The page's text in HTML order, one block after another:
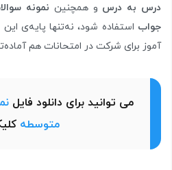
درس به درس و همچنین نمونه
جواب استفاده شود، نه‌تنها پایه‌ی
آموز برای شرکت در امتحانات هم
می توانید برای دانلود فایل
متوسطه